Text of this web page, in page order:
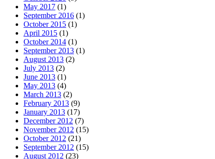
May 2017 (1)
September 2016 (1)
October 2015 (1)
April 2015 (1)
October 2014 (1)
September 2013 (1)
August 2013 (2)
July 2013 (2)
June 2013 (1)
May 2013 (4)
March 2013 (2)
February 2013 (9)
January 2013 (17)
December 2012 (7)
November 2012 (15)
October 2012 (21)
September 2012 (15)
August 2012 (23)